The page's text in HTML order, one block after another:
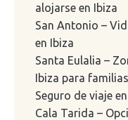
alojarse en Ibiza
San Antonio –
en Ibiza
Santa Eulalia –
Ibiza para
Seguro de viaje
Cala Tarida –